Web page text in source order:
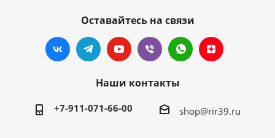
Оставайтесь на связи
Наши контакты
+7-911-071-66-00 shop@rir39.ru